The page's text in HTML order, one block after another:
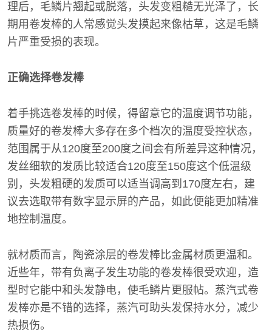
理后，毛鳞片翘起或脱落，头发变粗糙无光泽了，长
期用卷发棒的人常感觉头发摸起来像枯草，这是毛鳞
片严重受损的表现。
正确选择卷发棒
着手挑选卷发棒的时候，得留意它的温度调节功能，
质量好的卷发棒大多存在多个档次的温度受控状态，
范围属于从120度至200度之间会有所差异这种情况，
发丝细软的发质比较适合120度至150度这个低温级
别，头发粗硬的发质可以适当调高到170度左右，建
议去选取带有数字显示屏的产品，如此便能更加精准
地控制温度。
就材质而言，陶瓷涂层的卷发棒比金属材质更温和。
近些年，带有负离子发生功能的卷发棒很受欢迎，造
型时它能中和头发静电，使毛鳞片更服帖。蒸汽式卷
发棒亦是不错的选择，蒸汽可助头发保持水分，减少
热损伤。